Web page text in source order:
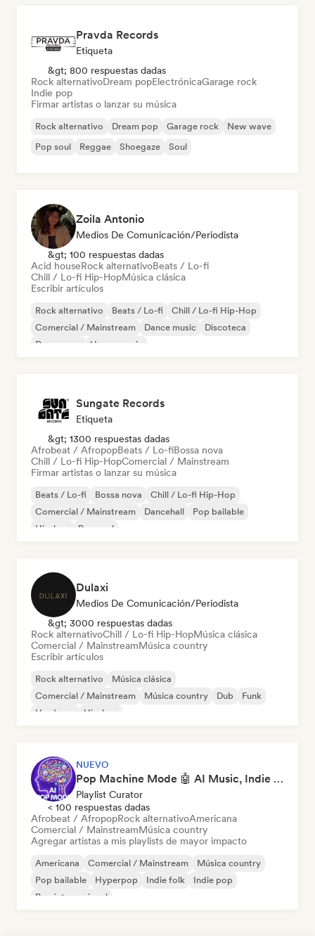
Pravda Records
Etiqueta
&gt; 800 respuestas dadas
Rock alternativoDream popElectrónicaGarage rock
Indie pop
Firmar artistas o lanzar su música
Rock alternativo Dream pop Garage rock
New wave
Pop soul
Reggae Shoegaze Soul
Zoila Antonio
Medios De Comunicación/Periodista
&gt; 100 respuestas dadas
Acid houseRock alternativoBeats / Lo-fi
Chill / Lo-fi Hip-HopMúsica clásica
Escribir artículos
Rock alternativo Beats / Lo-fi
Chill / Lo-fi Hip-Hop
Comercial / Mainstream
Dance music
Discoteca
Dream pop
House music
Sungate Records
Etiqueta
&gt; 1300 respuestas dadas
Afrobeat / AfropopBeats / Lo-fiBossa nova
Chill / Lo-fi Hip-HopComercial / Mainstream
Firmar artistas o lanzar su música
Beats / Lo-fi Bossa nova
Chill / Lo-fi Hip-Hop
Comercial / Mainstream
Dancehall
Pop bailable
Hip-hop
Pop soul
Dulaxi
Medios De Comunicación/Periodista
&gt; 3000 respuestas dadas
Rock alternativoChill / Lo-fi Hip-HopMúsica clásica
Comercial / MainstreamMúsica country
Escribir artículos
Rock alternativo
Música clásica
Comercial / Mainstream
Música country Dub
Funk
Hardcore
Hip-hop
NUEVO
Pop Machine Mode 🤖 AI Music, Indie Pop & Dream Pop
Playlist Curator
< 100 respuestas dadas
Afrobeat / AfropopRock alternativoAmericana
Comercial / MainstreamMúsica country
Agregar artistas a mis playlists de mayor impacto
Americana Comercial / Mainstream
Música country
Pop bailable
Hyperpop Indie folk
Indie pop
Pop internacional